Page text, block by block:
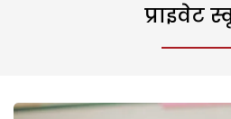
प्राइवेट